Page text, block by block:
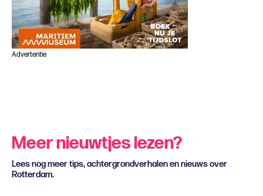
Advertentie
Meer nieuwtjes lezen?
Lees nog meer tips, achtergrondverhalen en nieuws over
Rotterdam.